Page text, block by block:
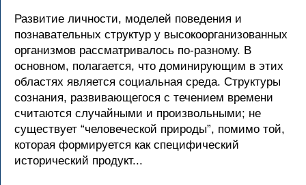
Развитие личности, моделей поведения и
познавательных структур у высокоорганизованных
организмов рассматривалось по-разному. В
основном, полагается, что доминирующим в этих
областях является социальная среда. Структуры
сознания, развивающегося с течением времени
считаются случайными и произвольными; не
существует “человеческой природы”, помимо той,
которая формируется как специфический
исторический продукт...